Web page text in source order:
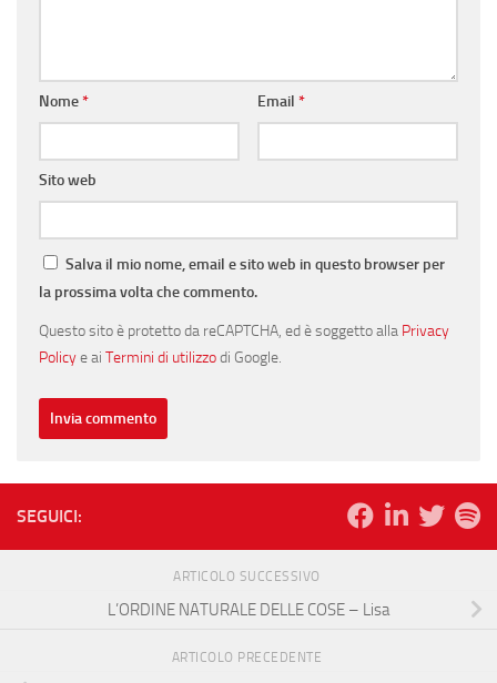
Nome* Email *
Sito web
Salva il mio nome, email e sito web in questo browser per
la prossima volta che commento.
Questo sito è protetto da reCAPTCHA, ed è soggetto alla Privacy
Policye ai Termini di utilizzodi Google.
SEGUICI:
ARTICOLO SUCCESSIVO
L’ORDINE NATURALE DELLE COSE – Lisa
ARTICOLO PRECEDENTE